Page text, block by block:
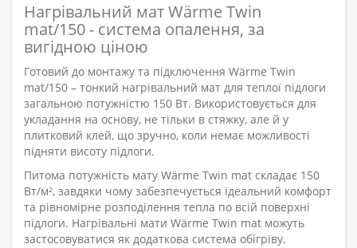
Нагрівальний мат Wärme Twin
mat/150 - система опалення, за
вигідною ціною
Готовий до монтажу та підключення Wärme Twin
mat/150 – тонкий нагрівальний мат для теплої підлоги
загальною потужністю 150 Вт. Використовується для
укладання на основу, не тільки в стяжку, але й у
плитковий клей, що зручно, коли немає можливості
підняти висоту підлоги.
Питома потужність мату Wärme Twin mat складає 150
Вт/м², завдяки чому забезпечується ідеальний комфорт
та рівномірне розподілення тепла по всій поверхні
підлоги. Нагрівальні мати Wärme Twin mat можуть
застосовуватися як додаткова система обігріву.